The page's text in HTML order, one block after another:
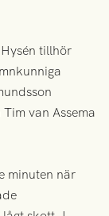
tillhör
van Assema
minuten när